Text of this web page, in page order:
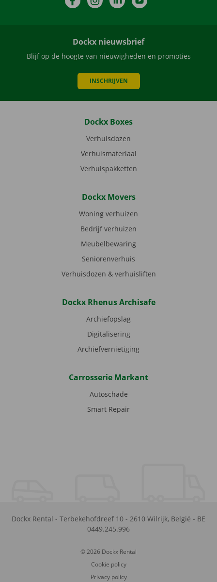
Dockx nieuwsbrief
Blijf op de hoogte van nieuwigheden en promoties
INSCHRIJVEN
Dockx Boxes
Verhuisdozen
Verhuismateriaal
Verhuispakketten
Dockx Movers
Woning verhuizen
Bedrijf verhuizen
Meubelbewaring
Seniorenverhuis
Verhuisdozen & verhuisliften
Dockx Rhenus Archisafe
Archiefopslag
Digitalisering
Archiefvernietiging
Carrosserie Markant
Autoschade
Smart Repair
Dockx Rental - Terbekehofdreef 10 - 2610 Wilrijk, België - BE
0449.245.996
© 2026 Dockx Rental
Cookie policy
Privacy policy